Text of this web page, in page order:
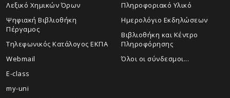
Λεξικό Χημικών Όρων
Ψηφιακή Βιβλιοθήκη
Πέργαμος
Τηλεφωνικός Κατάλογος ΕΚΠΑ
Webmail
E-class
my-uni
Πληροφοριακό Υλικό
Ημερολόγιο Εκδηλώσεων
Βιβλιοθήκη και Κέντρο
Πληροφόρησης
Όλοι οι σύνδεσμοι...